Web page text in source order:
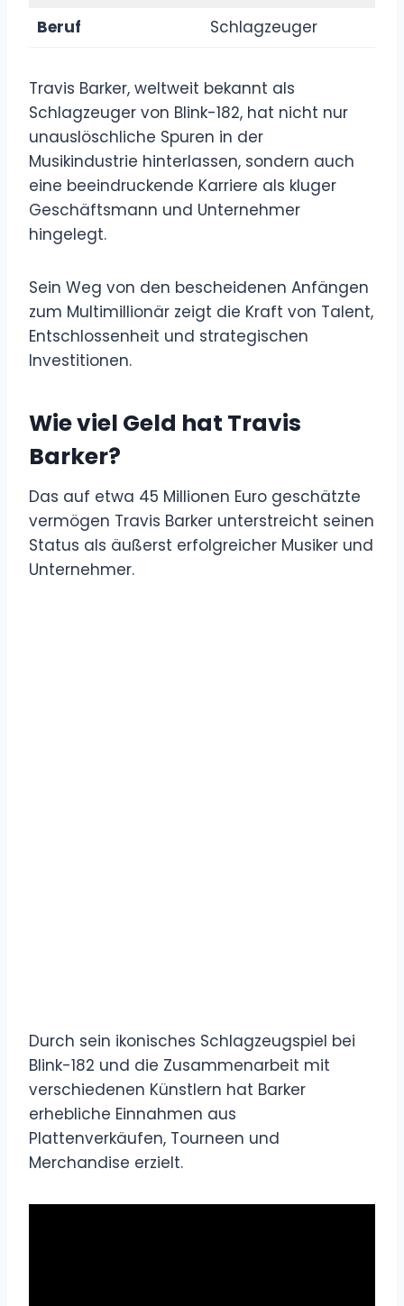
Beruf
Schlagzeuger
Travis Barker, weltweit bekannt als
Schlagzeuger von Blink-182, hat nicht nur
unauslöschliche Spuren in der
Musikindustrie hinterlassen, sondern auch
eine beeindruckende Karriere als kluger
Geschäftsmann und Unternehmer
hingelegt.
Sein Weg von den bescheidenen Anfängen
zum Multimillionär zeigt die Kraft von Talent,
Entschlossenheit und strategischen
Investitionen.
Wie viel Geld hat Travis
Barker?
Das auf etwa 45 Millionen Euro geschätzte
vermögen Travis Barker unterstreicht seinen
Status als äußerst erfolgreicher Musiker und
Unternehmer.
Durch sein ikonisches Schlagzeugspiel bei
Blink-182 und die Zusammenarbeit mit
verschiedenen Künstlern hat Barker
erhebliche Einnahmen aus
Plattenverkäufen, Tourneen und
Merchandise erzielt.